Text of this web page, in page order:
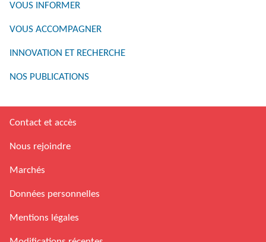
VOUS INFORMER
VOUS ACCOMPAGNER
INNOVATION ET RECHERCHE
NOS PUBLICATIONS
Contact et accès
Nous rejoindre
Marchés
Données personnelles
Mentions légales